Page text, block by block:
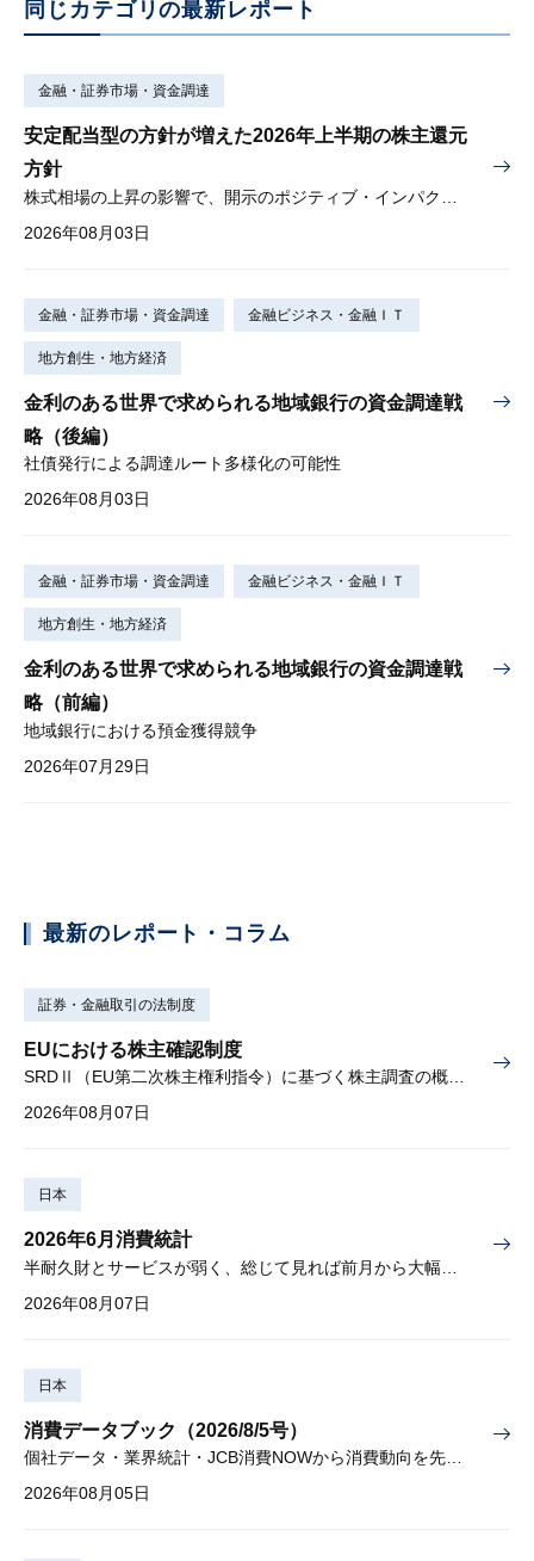
同じカテゴリの最新レポート
金融・証券市場・資金調達
安定配当型の方針が増えた2026年上半期の株主還元
方針
2026年08月03日
金融・証券市場・資金調達 金融ビジネス・金融ＩＴ
地方創生・地方経済
金利のある世界で求められる地域銀行の資金調達戦
略（後編）
社債発行による調達ルート多様化の可能性
2026年08月03日
金融・証券市場・資金調達 金融ビジネス・金融ＩＴ
地方創生・地方経済
金利のある世界で求められる地域銀行の資金調達戦
略（前編）
地域銀行における預金獲得競争
2026年07月29日
最新のレポート・コラム
証券・金融取引の法制度
EUにおける株主確認制度
SRDⅡ（EU第二次株主権利指令）に基づく株主調査の概要と課題
2026年08月07日
日本
2026年6月消費統計
2026年08月07日
日本
消費データブック（2026/8/5号）
個社データ・業界統計・JCB消費NOWから消費動向を先取り
2026年08月05日